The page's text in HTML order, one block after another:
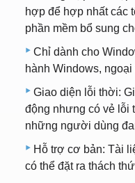
hợp để hợp nhất các
phần mềm bổ sung
Chỉ dành cho
hành Windows,
Giao diện lỗi thời:
động nhưng có vẻ lỗi
những người dùng
Hỗ trợ cơ bản: Tài
có thể đặt ra thách